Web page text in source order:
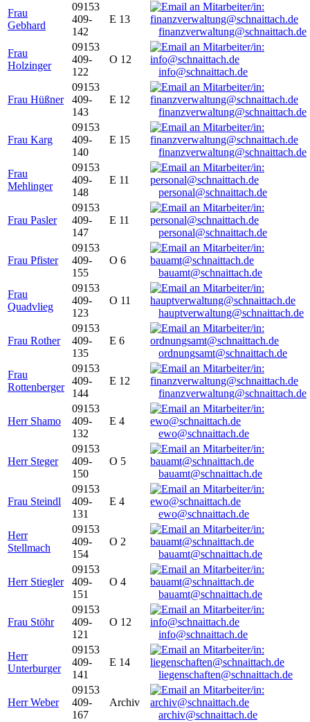
Frau
Gebhard
09153
409-
142
E 13
finanzverwaltung@schnaittach.de
Frau
Holzinger
09153
409-
122
O 12
info@schnaittach.de
Frau Hüßner
09153
409-
143
E 12
finanzverwaltung@schnaittach.de
Frau Karg
09153
409-
140
E 15
finanzverwaltung@schnaittach.de
Frau
Mehlinger
09153
409-
148
E 11
personal@schnaittach.de
Frau Pasler
09153
409-
147
E 11
personal@schnaittach.de
Frau Pfister
09153
409-
155
O 6
bauamt@schnaittach.de
Frau
Quadvlieg
09153
409-
123
O 11
hauptverwaltung@schnaittach.de
Frau Rother
09153
409-
135
E 6
ordnungsamt@schnaittach.de
Frau
Rottenberger
09153
409-
144
E 12
finanzverwaltung@schnaittach.de
Herr Shamo
09153
409-
132
E 4
ewo@schnaittach.de
Herr Steger
09153
409-
150
O 5
bauamt@schnaittach.de
Frau Steindl
09153
409-
131
E 4
ewo@schnaittach.de
Herr
Stellmach
09153
409-
154
O 2
bauamt@schnaittach.de
Herr Stiegler
09153
409-
151
O 4
bauamt@schnaittach.de
Frau Stöhr
09153
409-
121
O 12
info@schnaittach.de
Herr
Unterburger
09153
409-
141
E 14
liegenschaften@schnaittach.de
Herr Weber
09153
409-
167
Archiv
archiv@schnaittach.de